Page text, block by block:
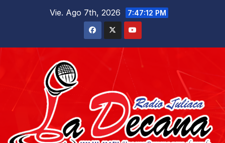
Vie. Ago 7th, 2026 7:47:13 PM